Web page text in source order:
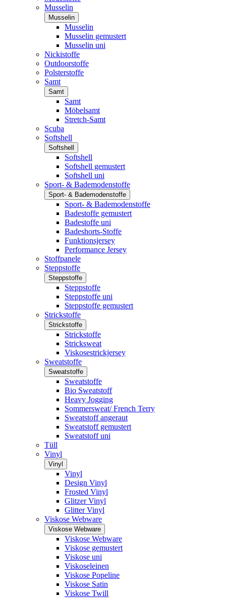
Musselin
Musselin
Musselin
Musselin gemustert
Musselin uni
Nickistoffe
Outdoorstoffe
Polsterstoffe
Samt
Samt
Samt
Möbelsamt
Stretch-Samt
Scuba
Softshell
Softshell
Softshell
Softshell gemustert
Softshell uni
Sport- & Bademodenstoffe
Sport- & Bademodenstoffe
Sport- & Bademodenstoffe
Badestoffe gemustert
Badestoffe uni
Badeshorts-Stoffe
Funktionsjersey
Performance Jersey
Stoffpanele
Steppstoffe
Steppstoffe
Steppstoffe
Steppstoffe uni
Steppstoffe gemustert
Strickstoffe
Strickstoffe
Strickstoffe
Stricksweat
Viskosestrickjersey
Sweatstoffe
Sweatstoffe
Sweatstoffe
Bio Sweatstoff
Heavy Jogging
Sommersweat/ French Terry
Sweatstoff angeraut
Sweatstoff gemustert
Sweatstoff uni
Tüll
Vinyl
Vinyl
Vinyl
Design Vinyl
Frosted Vinyl
Glitzer Vinyl
Glitter Vinyl
Viskose Webware
Viskose Webware
Viskose Webware
Viskose gemustert
Viskose uni
Viskoseleinen
Viskose Popeline
Viskose Satin
Viskose Twill